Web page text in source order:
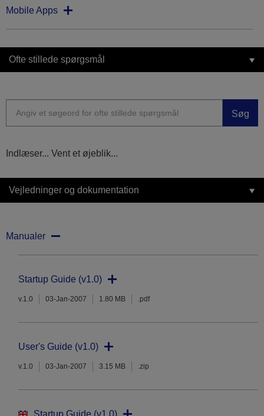
Mobile Apps
Ofte stillede spørgsmål
Søg
Indlæser... Vent et øjeblik...
Vejledninger og dokumentation
Manualer
Startup Guide (v1.0)
v.1.0 03-Jan-2007 1.80 MB .pdf
User's Guide (v1.0)
v.1.0 03-Jan-2007 3.15 MB .zip